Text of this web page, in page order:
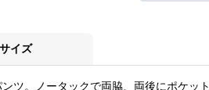
サイズ
ツ。ノータックで両脇、両後にポケ